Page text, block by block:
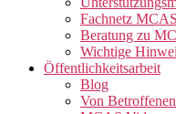
Fachnetz MCAS
Beratung zu
Wichtige
Öffentlichkeitsarbeit
Blog
Von